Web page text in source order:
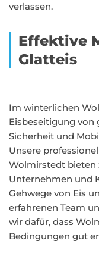
verlassen.
Effektive
Glatteis
Im winterlichen
Eisbeseitigung von
Sicherheit und
Unsere
Wolmirstedt bieten
Unternehmen und
Gehwege von Eis
erfahrenen Team
wir dafür, dass
Bedingungen gut